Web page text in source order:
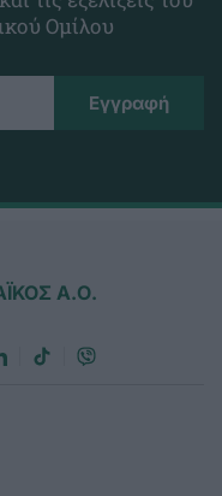
Ομίλου
Α.Ο.